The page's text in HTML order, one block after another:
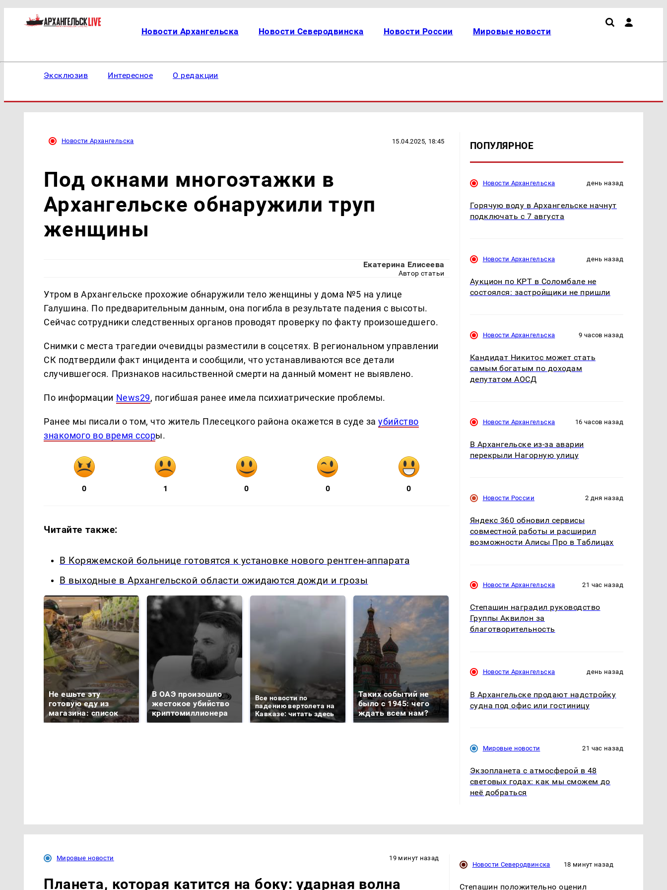
Новости Архангельска Новости Северодвинска Новости России Мировые новости
Эксклюзив Интересное О редакции
Новости Архангельска 15.04.2025, 18:45
Под окнами многоэтажки в
Архангельске обнаружили труп
женщины
Екатерина Елисеева
Автор статьи
Утром в Архангельске прохожие обнаружили тело женщины у дома №5 на улице
Галушина. По предварительным данным, она погибла в результате падения с высоты.
Сейчас сотрудники следственных органов проводят проверку по факту произошедшего.
Снимки с места трагедии очевидцы разместили в соцсетях. В региональном управлении
СК подтвердили факт инцидента и сообщили, что устанавливаются все детали
случившегося. Признаков насильственной смерти на данный момент не выявлено.
По информации News29, погибшая ранее имела психиатрические проблемы.
Ранее мы писали о том, что житель Плесецкого района окажется в суде заубийство
знакомого во время ссоры.
0 1 0 0 0
Читайте также:
В Коряжемской больнице готовятся к установке нового рентген-аппарата
В выходные в Архангельской области ожидаются дожди и грозы
Не ешьте эту
готовую еду из
магазина: список
В ОАЭ произошло
жестокое убийство
криптомиллионера
Все новости по
падению вертолета на
Кавказе: читать здесь
Таких событий не
было с 1945: чего
ждать всем нам?
В магазинах России
ажиотаж из-за этого
полицейскую
машину напали и
подожгли.
ПОПУЛЯРНОЕ
Новости Архангельска день назад
Горячую воду в Архангельске начнут
подключать с 7 августа
Новости Архангельска день назад
Аукцион по КРТ в Соломбале не
состоялся: застройщики не пришли
Новости Архангельска 9 часов назад
Кандидат Никитос может стать
самым богатым по доходам
депутатом АОСД
Новости Архангельска 16 часов назад
В Архангельске из-за аварии
перекрыли Нагорную улицу
Новости России 2 дня назад
Яндекс 360 обновил сервисы
совместной работы и расширил
возможности Алисы Про в Таблицах
Новости Архангельска 21 час назад
Степашин наградил руководство
Группы Аквилон за
благотворительность
Новости Архангельска день назад
В Архангельске продают надстройку
судна под офис или гостиницу
Мировые новости 21 час назад
Экзопланета с атмосферой в 48
световых годах: как мы сможем до
неё добраться
Мировые новости 19 минут назад
Планета, которая катится на боку: ударная волна
Новости Северодвинска 18 минут назад
Степашин положительно оценил